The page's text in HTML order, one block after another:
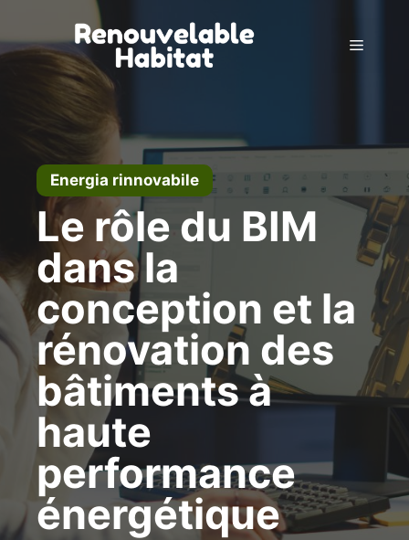
contenuto
Menu
Energia rinnovabile
Le rôle du BIM
dans la
conception et la
rénovation des
bâtiments à
haute
performance
énergétique